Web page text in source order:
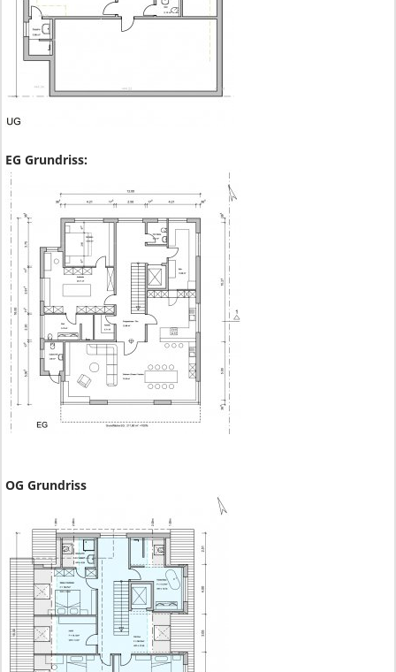
EG Grundriss:
OG Grundriss